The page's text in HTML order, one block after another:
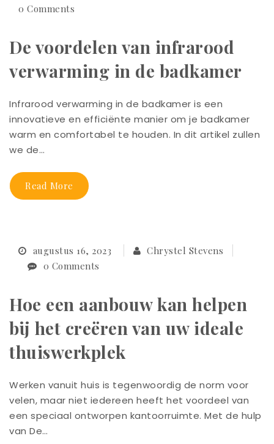
0 Comments
De voordelen van infrarood
verwarming in de badkamer
Infrarood verwarming in de badkamer is een
innovatieve en efficiënte manier om je badkamer
warm en comfortabel te houden. In dit artikel zullen
we de…
Read More
augustus 16, 2023
Chrystel Stevens
0 Comments
Hoe een aanbouw kan helpen
bij het creëren van uw ideale
thuiswerkplek
Werken vanuit huis is tegenwoordig de norm voor
velen, maar niet iedereen heeft het voordeel van
een speciaal ontworpen kantoorruimte. Met de hulp
van De…